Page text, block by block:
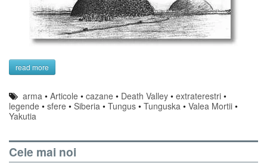
read more
arma •Articole •cazane • Death Valley •extraterestri •
legende • sfere • Siberia • Tungus • Tunguska • Valea Mortii •
Yakutia
Cele mai noi